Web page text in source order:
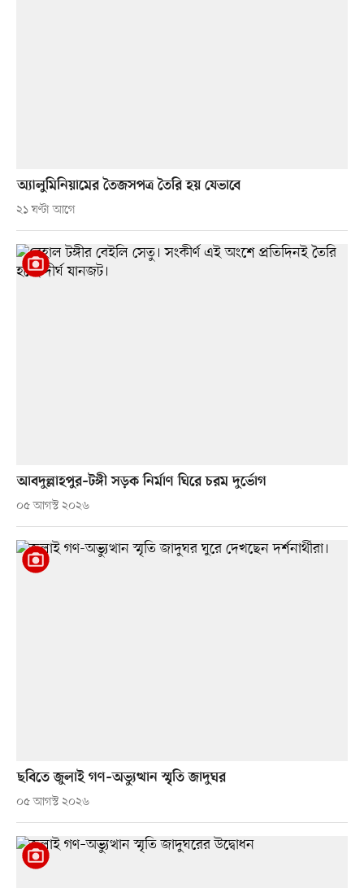
অ্যালুমিনিয়ামের তৈজসপত্র তৈরি হয় যেভাবে
২১ ঘণ্টা আগে
আবদুল্লাহপুর–টঙ্গী সড়ক নির্মাণ ঘিরে চরম দুর্ভোগ
০৫ আগস্ট ২০২৬
ছবিতে জুলাই গণ–অভ্যুত্থান স্মৃতি জাদুঘর
০৫ আগস্ট ২০২৬